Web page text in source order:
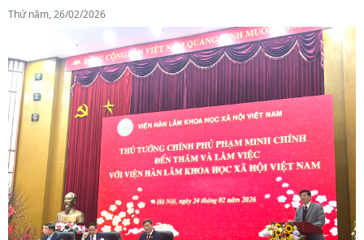
Thứ năm, 26/02/2026